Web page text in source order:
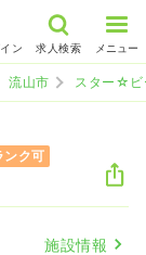
ン 求人検索 メニュー
流山市 スター☆ビ
ンク可
施設情報